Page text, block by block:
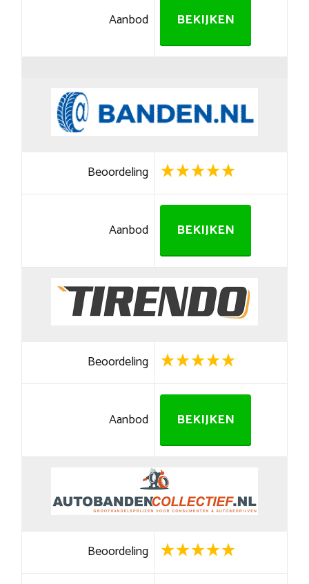
Aanbod BEKIJKEN
Beoordeling
Aanbod BEKIJKEN
Beoordeling
Aanbod BEKIJKEN
Beoordeling